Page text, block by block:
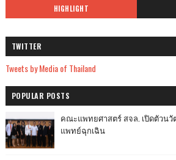
HIGHLIGHT
TWITTER
Tweets by Media of Thailand
POPULAR POSTS
คณะแพทยศาสตร์ สจล. เปิดตัวนวัต
แพทย์ฉุกเฉิน